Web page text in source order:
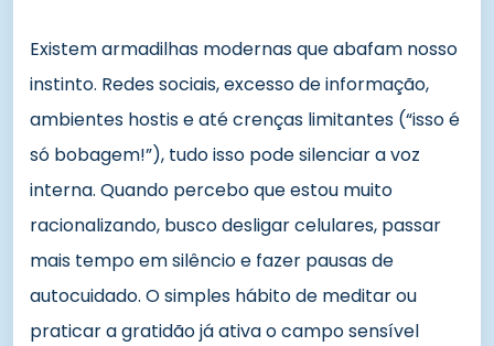
Existem armadilhas modernas que abafam nosso
instinto. Redes sociais, excesso de informação,
ambientes hostis e até crenças limitantes (“isso é
só bobagem!”), tudo isso pode silenciar a voz
interna. Quando percebo que estou muito
racionalizando, busco desligar celulares, passar
mais tempo em silêncio e fazer pausas de
autocuidado. O simples hábito de meditar ou
praticar a gratidão já ativa o campo sensível